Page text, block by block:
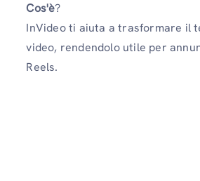
Cos'è?
InVideo ti aiuta a trasformare il
video, rendendolo utile per
Reels.